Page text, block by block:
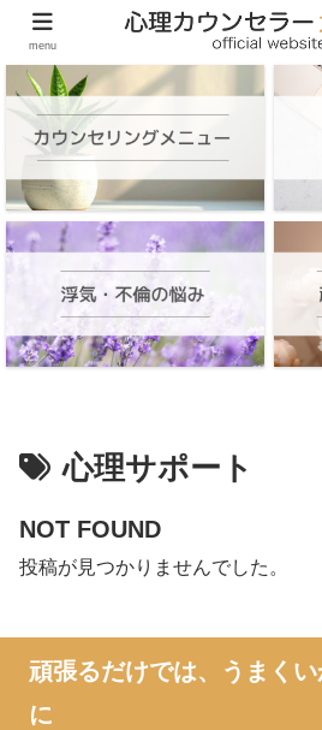
頑張る大人の女性のためのオンラ
心理サポート
NOT FOUND
投稿が見つかりませんでした。
頑張るだけでは、うまく
に
menu